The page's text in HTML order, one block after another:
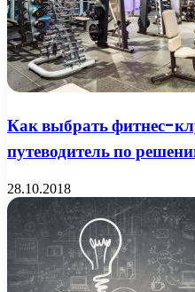
Как выбрать фитнес-
путеводитель по
28.10.2018